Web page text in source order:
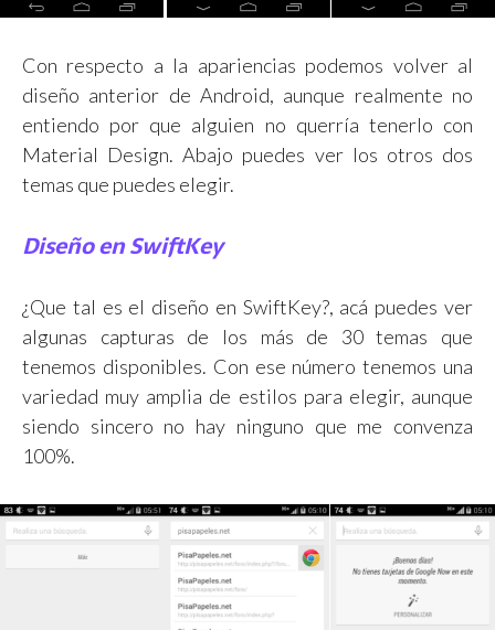
Con respecto a la apariencias podemos volver al
diseño anterior de Android, aunque realmente no
entiendo por que alguien no querría tenerlo con
Material Design. Abajo puedes ver los otros dos
temas que puedes elegir.
Diseño en SwiftKey
¿Que tal es el diseño en SwiftKey?, acá puedes ver
algunas capturas de los más de 30 temas que
tenemos disponibles. Con ese número tenemos una
variedad muy amplia de estilos para elegir, aunque
siendo sincero no hay ninguno que me convenza
100%.